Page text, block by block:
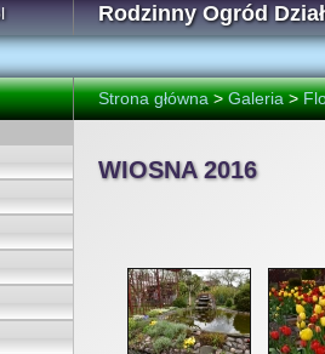
Rodzinny Ogród
Strona główna>Galeria>
WIOSNA 2016